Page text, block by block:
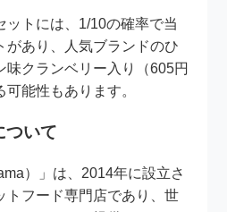
ットには、1/10の確率で当
があり、人気ブランドのひ
味クランベリー入り（605円
能性もあります。
ついて
）」は、2014年に設立さ
トフード専門店であり、世